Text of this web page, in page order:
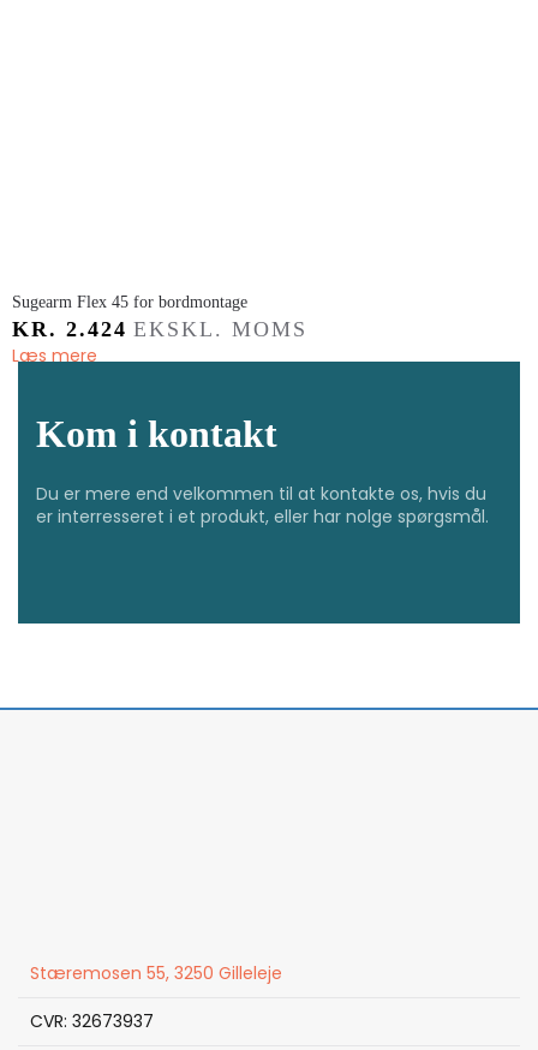
​Sugearm Flex 45 for bordmontage
KR. 2.424 EKSKL. MOMS
Læs mere
Kom i kontakt
Du er mere end velkommen til at kontakte os, hvis du
er interresseret i et produkt, eller har nolge spørgsmål.
Stæremosen 55, 3250 Gilleleje
CVR: 32673937